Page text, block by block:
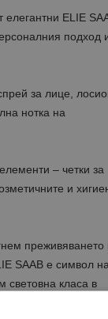
ELIE
подход
за лице,
нотка на
– четки за
и
преживяването
SAAB е символ на
световна класа в
изкуството и